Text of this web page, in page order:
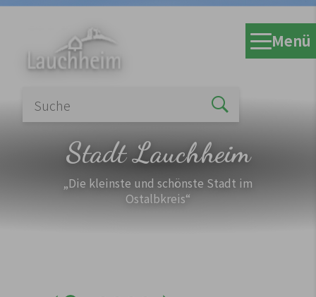
Zum Hauptinhalt springen
Menü
Stadt Lauchheim
„Die kleinste und schönste Stadt im
Ostalbkreis“